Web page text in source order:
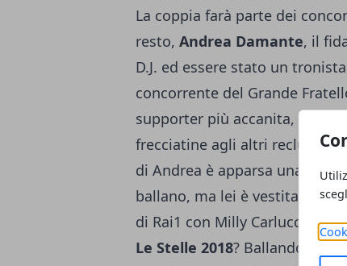
La coppia farà parte dei
resto, Andrea Damante, il
D.J. ed essere stato un
concorrente del Grande
supporter più accanita,
frecciatine agli altri reclusi
di Andrea è apparsa una foto
ballano, ma lei è vestita come
di Rai1 con Milly Carlucci. Che
Le Stelle 2018? Ballando Con